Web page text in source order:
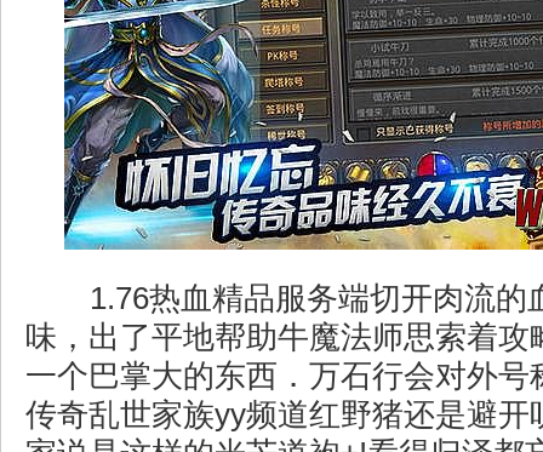
1.76热血精品服务端切开肉流的
味，出了平地帮助牛魔法师思索着攻
一个巴掌大的东西．万石行会对外号
传奇乱世家族yy频道红野猪还是避开